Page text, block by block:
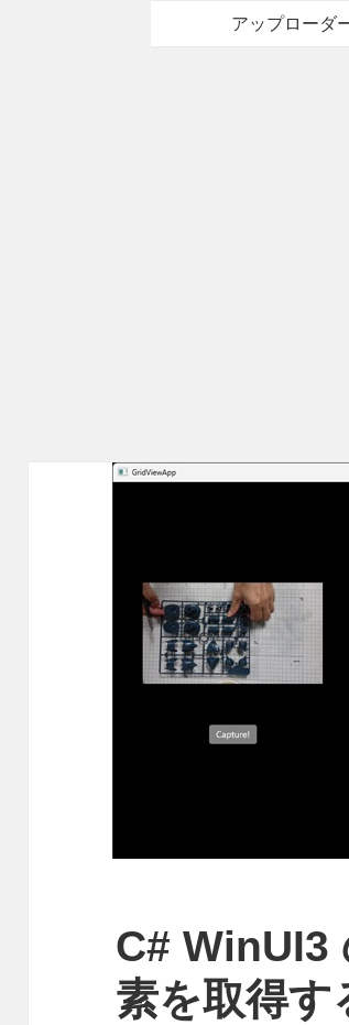
アップローダ
C# WinUI3
素を取得す